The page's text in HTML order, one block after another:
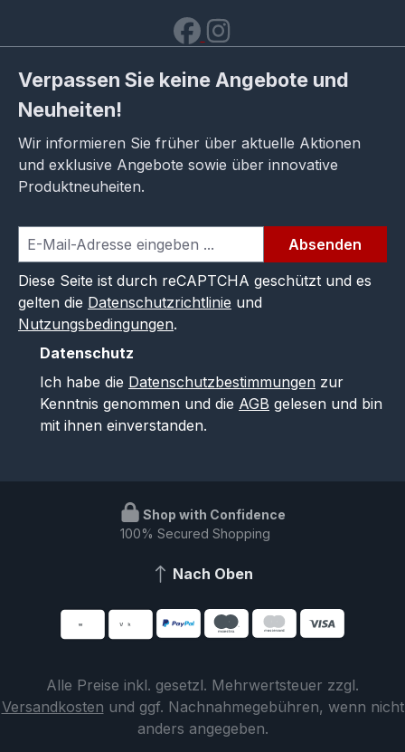
Verpassen Sie keine Angebote und
Neuheiten!
Wir informieren Sie früher über aktuelle Aktionen
und exklusive Angebote sowie über innovative
Produktneuheiten.
Absenden
Diese Seite ist durch reCAPTCHA geschützt und es
gelten die Datenschutzrichtlinie und
Nutzungsbedingungen.
Datenschutz
Ich habe die Datenschutzbestimmungen zur
Kenntnis genommen und die AGB gelesen und bin
mit ihnen einverstanden.
Shop with Confidence
100% Secured Shopping
Nach Oben
Alle Preise inkl. gesetzl. Mehrwertsteuer zzgl.
Versandkosten und ggf. Nachnahmegebühren, wenn nicht
anders angegeben.